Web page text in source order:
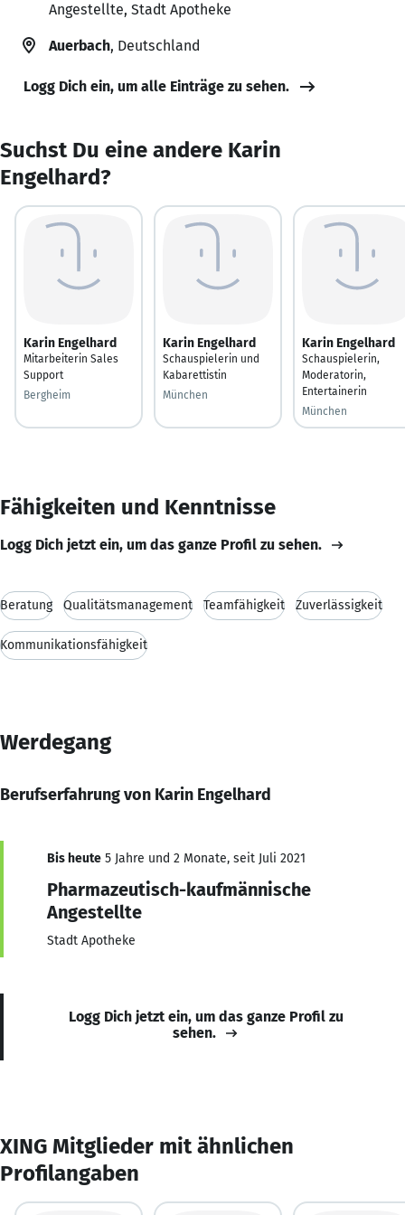
Angestellte, Stadt Apotheke
Auerbach, Deutschland
Logg Dich ein, um alle Einträge zu sehen.
Suchst Du eine andere Karin
Engelhard?
Karin Engelhard
Mitarbeiterin Sales
Support
Bergheim
Karin Engelhard
Schauspielerin und
Kabarettistin
München
Karin Engelhard
Schauspielerin,
Moderatorin,
Entertainerin
München
Fähigkeiten und Kenntnisse
Logg Dich jetzt ein, um das ganze Profil zu sehen.
Beratung Qualitätsmanagement Teamfähigkeit Zuverlässigkeit
Kommunikationsfähigkeit
Werdegang
Berufserfahrung von Karin Engelhard
Bis heute 5 Jahre und 2 Monate, seit Juli 2021
Pharmazeutisch-kaufmännische
Angestellte
Stadt Apotheke
Logg Dich jetzt ein, um das ganze Profil zu
sehen.
XING Mitglieder mit ähnlichen
Profilangaben